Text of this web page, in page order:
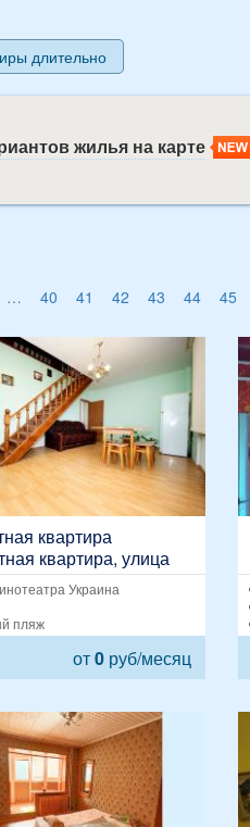
длительно
жилья на карте
… 40 41 42 43 44 45
квартира
квартира, улица
А
Украина
пляж
от0 руб/месяц